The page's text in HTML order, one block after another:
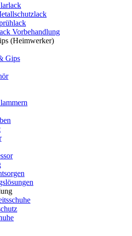
Vorbehandlung
(Heimwerker)
Gips